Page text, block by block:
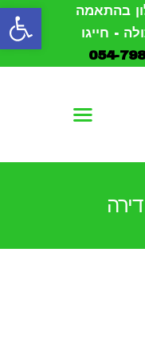
בהתאמה
- חייגו
054-
פתח סרגל נגישות